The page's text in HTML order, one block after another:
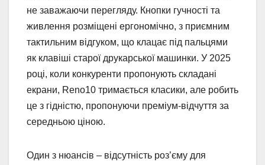
не заважаючи перегляду. Кнопки гучності та
живлення розміщені ергономічно, з приємним
тактильним відгуком, що клацає під пальцями
як клавіші старої друкарської машинки. У 2025
році, коли конкуренти пропонують складані
екрани, Reno10 тримається класики, але робить
це з гідністю, пропонуючи преміум-відчуття за
середньою ціною.
Один з нюансів – відсутність роз’єму для